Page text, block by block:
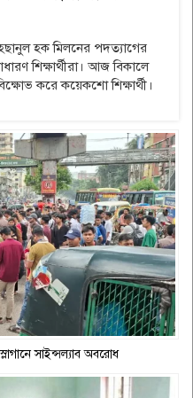
হক মিলনের পদত্যাগের
শিক্ষার্থীরা। আজ বিকালে
করে কয়েকশো শিক্ষার্থী।
সাইন্সল্যাব অবরোধ